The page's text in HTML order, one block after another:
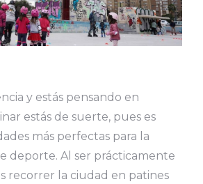
y estás pensando en
estás de suerte, pues es
más perfectas para la
deporte. Al ser prácticamente
recorrer la ciudad en patines